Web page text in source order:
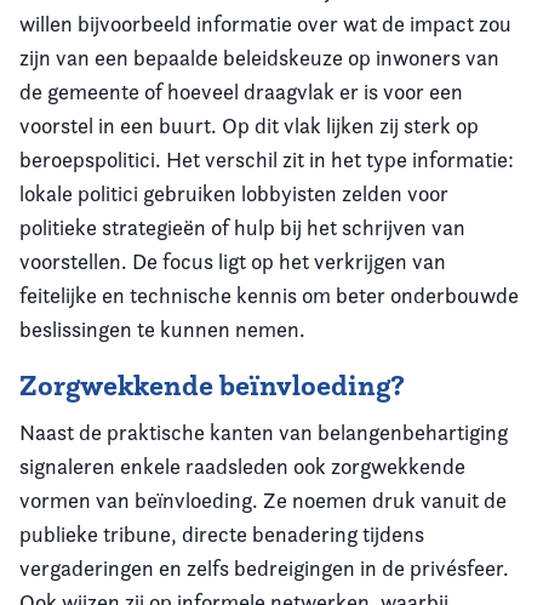
willen bijvoorbeeld informatie over wat de impact zou
zijn van een bepaalde beleidskeuze op inwoners van
de gemeente of hoeveel draagvlak er is voor een
voorstel in een buurt. Op dit vlak lijken zij sterk op
beroepspolitici. Het verschil zit in het type informatie:
lokale politici gebruiken lobbyisten zelden voor
politieke strategieën of hulp bij het schrijven van
voorstellen. De focus ligt op het verkrijgen van
feitelijke en technische kennis om beter onderbouwde
beslissingen te kunnen nemen.
Zorgwekkende beïnvloeding?
Naast de praktische kanten van belangenbehartiging
signaleren enkele raadsleden ook zorgwekkende
vormen van beïnvloeding. Ze noemen druk vanuit de
publieke tribune, directe benadering tijdens
vergaderingen en zelfs bedreigingen in de privésfeer.